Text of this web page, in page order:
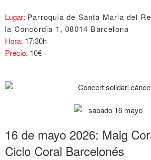
Lugar: Parroquia de Santa Maria del
la Concòrdia 1, 08014 Barcelona
Hora: 17:30h
Precio: 10€
16 de mayo 2026: Maig
Ciclo Coral Barcelonés